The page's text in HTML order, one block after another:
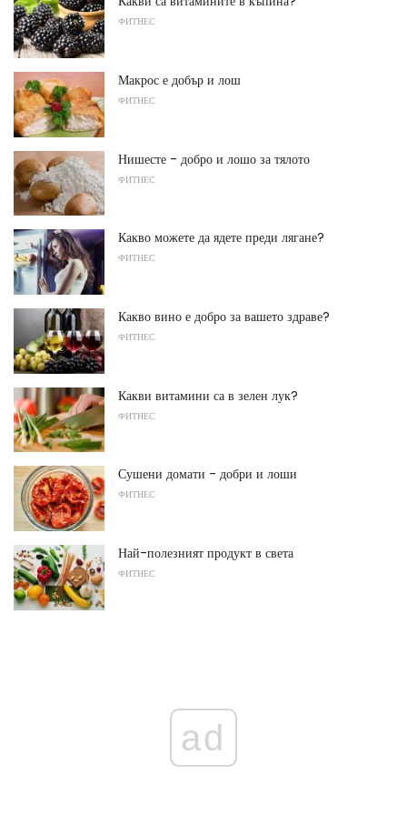
ФИТНЕС
Макрос е добър и лош
ФИТНЕС
Нишесте - добро и лошо за тялото
ФИТНЕС
Какво можете да ядете преди лягане?
ФИТНЕС
Какво вино е добро за вашето здраве?
ФИТНЕС
Какви витамини са в зелен лук?
ФИТНЕС
Сушени домати - добри и лоши
ФИТНЕС
Най-полезният продукт в света
ФИТНЕС
ad